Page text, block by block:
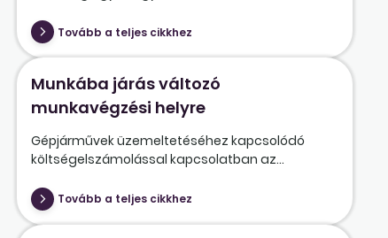
Tovább a teljes cikkhez
Munkába járás változó
munkavégzési helyre
Gépjárművek üzemeltetéséhez kapcsolódó
költségelszámolással kapcsolatban az...
Tovább a teljes cikkhez